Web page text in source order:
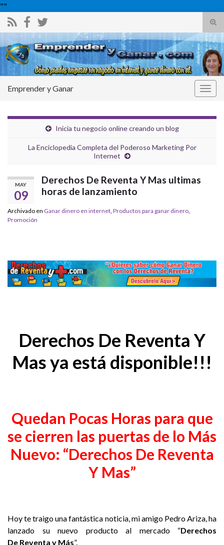
""
el
de
Search for:
Emprender y Ganar
Inicia tu negocio online creando un blog
La Enciclopedia Completa del Poderoso Marketing Por
Internet
MAY
09
Derechos De Reventa Y Mas ultimas
horas de lanzamiento
Archivado en Ganar dinero en internet Productos para ganar dinero
Promoción
Derechos De Reventa Y
Mas ya está disponible!!!
Quedan Pocas Horas para que
se cierren las puertas de lo Más
Nuevo: “Derechos De Reventa
Y Mas”
Hoy te traigo una fantástica noticia, mi amigo Pedro Ariza, ha
lanzado su nuevo producto al mercado “Derechos
De Reventa y Más”.